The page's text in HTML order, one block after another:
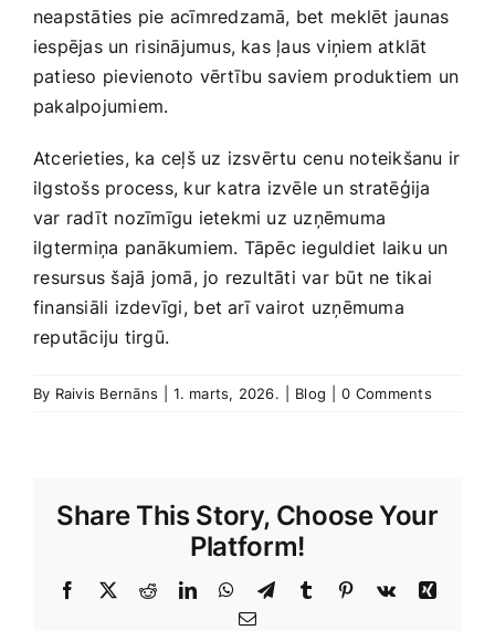
neapstāties pie acīmredzamā, bet ⁤meklēt jaunas⁣
iespējas un⁣ risinājumus, kas ļaus viņiem atklāt
patieso pievienoto vērtību saviem produktiem un
pakalpojumiem.
Atcerieties, ka ceļš uz izsvērtu cenu noteikšanu ir
ilgstošs process, kur ‍katra izvēle‌ un stratēģija
‌var radīt nozīmīgu ietekmi uz ​uzņēmuma
ilgtermiņa ⁣panākumiem. Tāpēc ieguldiet laiku un
⁣resursus šajā jomā, jo rezultāti var būt ne ​tikai
finansiāli izdevīgi, ⁣bet arī vairot uzņēmuma
reputāciju‍ tirgū.
By Raivis Bernāns 1. marts, 2026. Blog 0 Comments
Share This Story, Choose Your
Platform!
Facebook
X RedditLinkedInWhatsApp
TelegramTumblr Pinterest
Vk
Xing
E-